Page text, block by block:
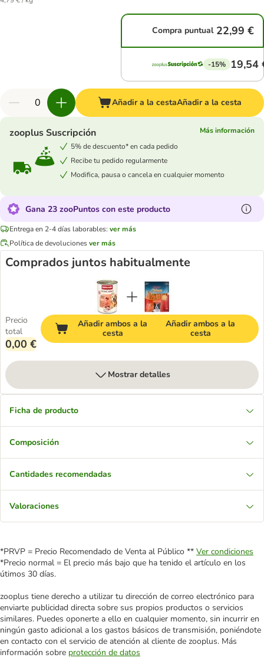
Compra puntual 22,99 €
-15% 19,54
Añadir a la cestaAñadir a la cesta
zooplus Suscripción
Más información
5% de descuento* en cada pedido
Recibe tu pedido regularmente
Modifica, pausa o cancela en cualquier momento
Gana 23 zooPuntos con este producto
Entrega en 2-4 días laborables: ver más
Política de devolucionesver más
Comprados juntos habitualmente
Precio
total
0,00 €
Añadir ambos a la
cesta
Añadir ambos a la
cesta
Mostrar detalles
Ficha de producto
Composición
Cantidades recomendadas
Valoraciones
*PRVP = Precio Recomendado de Venta al Público ** Ver condiciones
*Precio normal = El precio más bajo que ha tenido el artículo en los
útimos 30 días.
zooplus tiene derecho a utilizar tu dirección de correo electrónico para
enviarte publicidad directa sobre sus propios productos o servicios
similares. Puedes oponerte a ello en cualquier momento, sin incurrir en
ningún gasto adicional a los gastos básicos de transmisión, poniéndote
en contacto con el servicio de atención al cliente de zooplus. Más
información sobre protección de datos